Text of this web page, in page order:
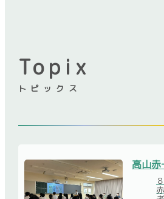
Topix
トピックス
高山